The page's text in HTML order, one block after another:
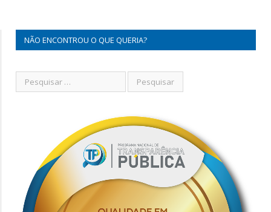
NÃO ENCONTROU O QUE QUERIA?